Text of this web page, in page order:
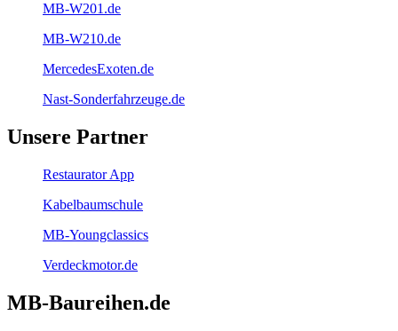
MB-W201.de
MB-W210.de
MercedesExoten.de
Nast-Sonderfahrzeuge.de
Unsere Partner
Restaurator App
Kabelbaumschule
MB-Youngclassics
Verdeckmotor.de
MB-Baureihen.de